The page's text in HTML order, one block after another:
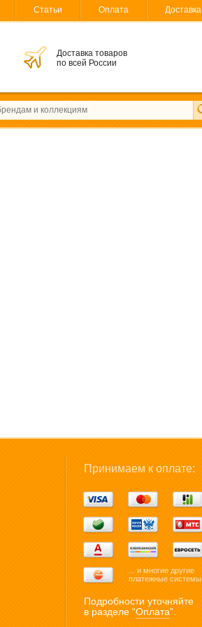
Статьи Оплата Доставка
Доставка товаров
по всей России
Принимаем к оплате:
... и многие другие
платежные системы.
Подробности уточняйте
в разделе “Оплата”.